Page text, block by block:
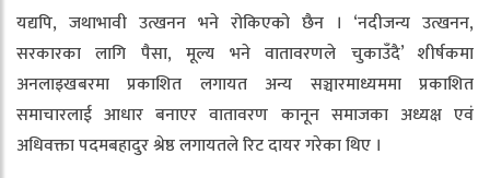
यद्यपि, जथाभावी उत्खनन भने रोकिएको छैन । ‘नदीजन्य उत्खनन,
सरकारका लागि पैसा, मूल्य भने वातावरणले चुकाउँदै’ शीर्षकमा
अनलाइखबरमा प्रकाशित लगायत अन्य सञ्चारमाध्यममा प्रकाशित
समाचारलाई आधार बनाएर वातावरण कानून समाजका अध्यक्ष एवं
अधिवक्ता पदमबहादुर श्रेष्ठ लगायतले रिट दायर गरेका थिए ।